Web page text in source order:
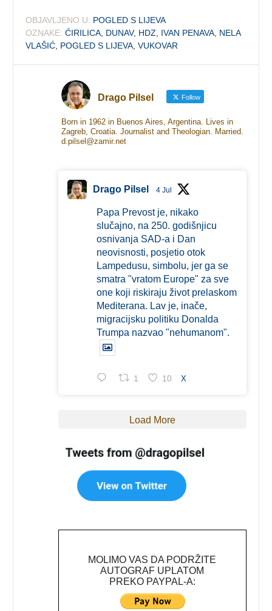
OBJAVLJENO U: POGLED S LIJEVA
OZNAKE: ĆIRILICA DUNAV, HDZ IVAN PENAVA NELA
VLAŠIĆ POGLED S LIJEVA ,VUKOVAR
Drago Pilsel Follow
Born in 1962 in Buenos Aires, Argentina. Lives in
Zagreb, Croatia. Journalist and Theologian. Married.
d.pilsel@zamir.net
Drago Pilsel 4 Jul
Papa Prevost je, nikako
slučajno, na 250. godišnjicu
osnivanja SAD-a i Dan
neovisnosti, posjetio otok
Lampedusu, simbolu, jer ga se
smatra "vratom Europe" za sve
one koji riskiraju život prelaskom
Mediterana. Lav je, inače,
migracijsku politiku Donalda
Trumpa nazvao "nehumanom".
1 10 X
Load More
MOLIMO VAS DA PODRŽITE
AUTOGRAF UPLATOM
PREKO PAYPAL-A: